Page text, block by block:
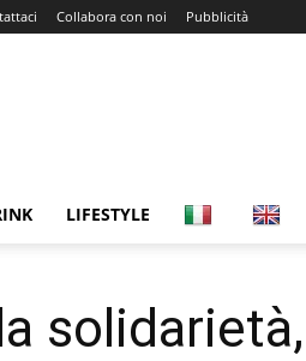
Collabora con noi Pubblicità
LIFESTYLE